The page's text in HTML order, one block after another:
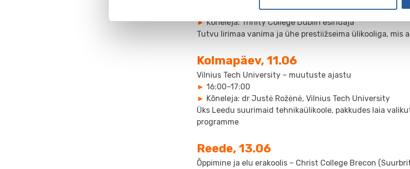
►Kõneleja: Trinity College Dublin esindaja
Tutvu Iirimaa vanima ja ühe prestiižseima ülikooliga, mis
Kolmapäev, 11.06
Vilnius Tech University – muutuste ajastu
►16:00–17:00
► Kõneleja: dr Justė Rožėnė, Vilnius Tech University
Üks Leedu suurimaid tehnikaülikoole, pakkudes laia
programme
Reede, 13.06
Õppimine ja elu erakoolis – Christ College Brecon